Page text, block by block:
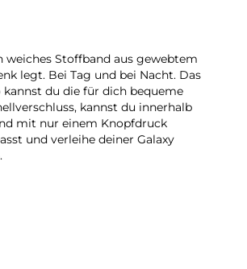
weiches Stoffband aus gewebtem
legt. Bei Tag und bei Nacht. Das
du die für dich bequeme
kannst du innerhalb
mit nur einem Knopfdruck
und verleihe deiner Galaxy